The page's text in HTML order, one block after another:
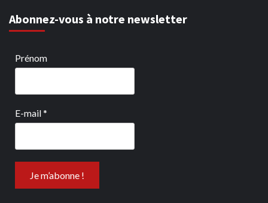
Abonnez-vous à notre newsletter
Prénom
E-mail*